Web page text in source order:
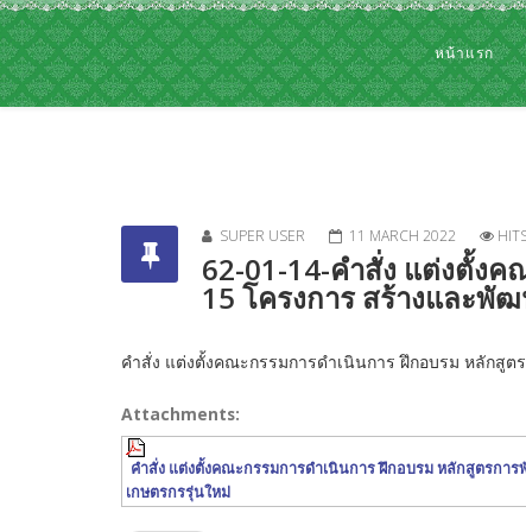
หน้าแรก
SUPER USER 11 MARCH 2022
62-01-14-คำสั่ง แต่งตั้ง
15 โครงการ สร้างและพั
คำสั่ง แต่งตั้งคณะกรรมการดำเนินการ ฝึกอบรม หลักสู
Attachments:
คำสั่ง แต่งตั้งคณะกรรมการดำเนินการ ฝึกอบรม หลักสูตรกา
เกษตรกรรุ่นใหม่